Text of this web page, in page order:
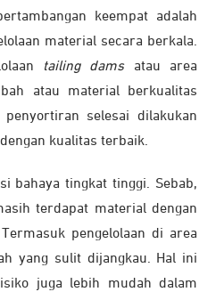
keempat adalah
material secara berkala.
tailing damsatau area
atau material berkualitas
selesai dilakukan
kualitas terbaik.
bahaya tingkat tinggi. Sebab,
terdapat material dengan
pengelolaan di area
yang sulit dijangkau. Hal ini
juga lebih mudah dalam